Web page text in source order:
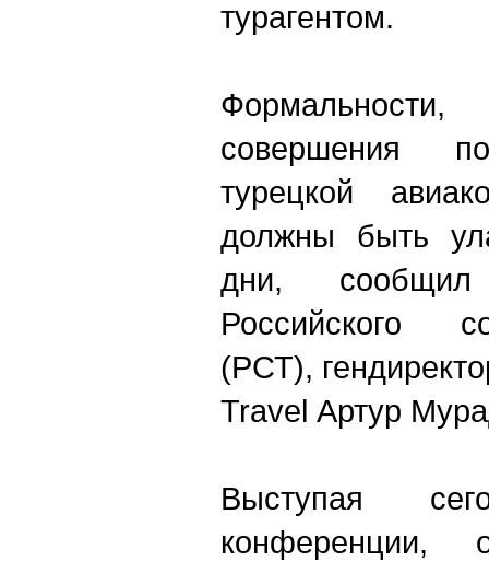
турагентом.
совершения
турецкой
должны быть
дни,
Российского
(РСТ),
Travel Артур
Выступая